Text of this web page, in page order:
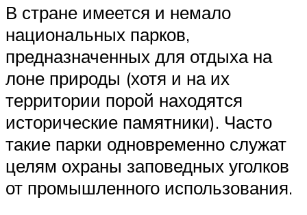
В стране имеется и немало
национальных парков,
предназначенных для отдыха на
лоне природы (хотя и на их
территории порой находятся
исторические памятники). Часто
такие парки одновременно служат
целям охраны заповедных уголков
от промышленного использования.